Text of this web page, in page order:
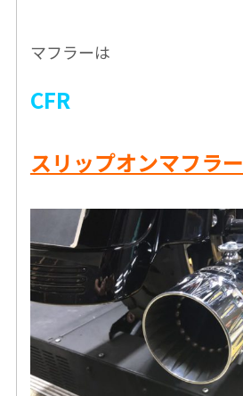
マフラーは
CFR
スリップオンマフラー